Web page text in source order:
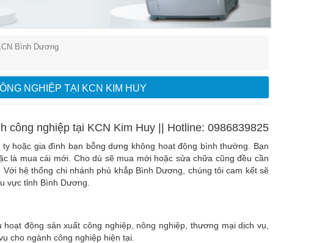
Bình Dương
NGHIỆP TẠI KCN KIM HUY
công nghiệp tại KCN Kim Huy || Hotline: 0986839825
hoặc gia đình bạn bỗng dưng không hoạt động bình thường. Bạn
là mua cái mới. Cho dù sẽ mua mới hoặc sửa chữa cũng đều cần
hệ thống chi nhánh phủ khắp Bình Dương, chúng tôi cam kết sẽ
vực tỉnh Bình Dương.
động sản xuất công nghiệp, nông nghiệp, thương mại dịch vụ,
cho ngành công nghiệp hiện tại.